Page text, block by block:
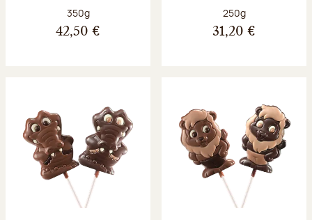
Poids net :
350g
42,50 €
Poids net :
250g
31,20 €